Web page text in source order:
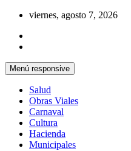
Saltar
contenido
viernes, agosto 7, 2026
Menú responsive
Salud
Obras Viales
Carnaval
Cultura
Hacienda
Municipales